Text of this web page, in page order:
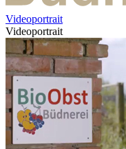
Videoportrait
Videoportrait